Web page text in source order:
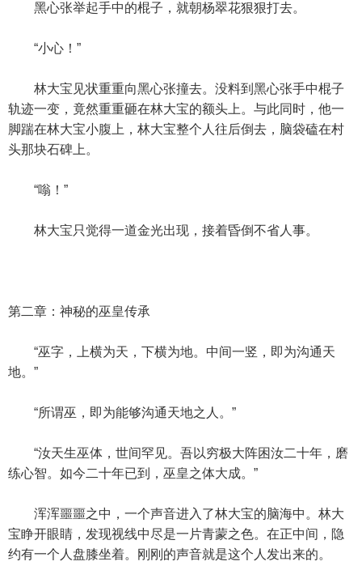
黑心张举起手中的棍子，就朝杨翠花狠狠打去。
“小心！”
林大宝见状重重向黑心张撞去。没料到黑心张手中棍子
轨迹一变，竟然重重砸在林大宝的额头上。与此同时，他一
脚踹在林大宝小腹上，林大宝整个人往后倒去，脑袋磕在村
头那块石碑上。
“嗡！”
林大宝只觉得一道金光出现，接着昏倒不省人事。
第二章：神秘的巫皇传承
“巫字，上横为天，下横为地。中间一竖，即为沟通天
地。”
“所谓巫，即为能够沟通天地之人。”
“汝天生巫体，世间罕见。吾以穷极大阵困汝二十年，磨
练心智。如今二十年已到，巫皇之体大成。”
浑浑噩噩之中，一个声音进入了林大宝的脑海中。林大
宝睁开眼睛，发现视线中尽是一片青蒙之色。在正中间，隐
约有一个人盘膝坐着。刚刚的声音就是这个人发出来的。